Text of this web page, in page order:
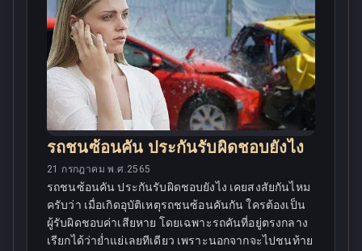
รถชนซ้อนคัน ประกันรับผิดชอบยังไง
21 กรกฎาคม พ.ศ.2565
รถชนซ้อนคัน ประกันรับผิดชอบยังไง เคยสงสัยกันไหม
ครับว่า เมื่อเกิดอุบัติเหตุรถชนซ้อนคันกัน ใครต้องเป็น
ผู้รับผิดชอบค่าเสียหาย โดยเฉพาะรถคันที่อยู่ตรงกลาง
เรียกได้ว่าย่ำแย่เลยทีเดียว เพราะนอกจากจะไปชนท้าย